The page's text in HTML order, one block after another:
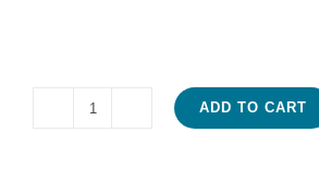
Management
ADD TO CART